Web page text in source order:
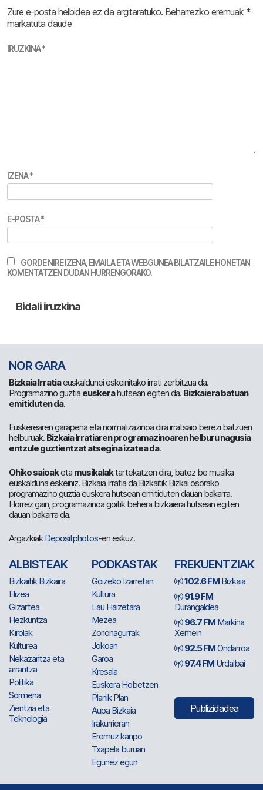
Zure e-posta helbidea ez da argitaratuko. Beharrezko eremuak *
markatuta daude
IRUZKINA*
IZENA*
E-POSTA*
GORDE NIRE IZENA, EMAILA ETA WEBGUNEA BILATZAILE HONETAN
KOMENTATZEN DUDAN HURRENGORAKO.
NOR GARA
Bizkaia Irratiaeuskaldunei eskeinitako irrati zerbitzua da.
Programazino guztia euskerahutsean egiten da. Bizkaiera batuan
emitiduten da.
Euskerearen garapena eta normalizazinoa dira irratsaio berezi batzuen
helburuak. Bizkaia Irratiaren programazinoaren helburu nagusia
entzule guztientzat atsegina izatea da.
Ohiko saioaketa musikalaktartekatzen dira, batez be musika
euskalduna eskeiniz. Bizkaia Irratia da Bizkaitik Bizkai osorako
programazino guztia euskera hutsean emitiduten dauan bakarra.
Horrez gain, programazinoa goitik behera bizkaiera hutsean egiten
dauan bakarra da.
ArgazkiakDepositphotos-en eskuz.
ALBISTEAK
Bizkaitik Bizkaira
Elizea
Gizartea
Hezkuntza
Kirolak
Kulturea
Nekazaritza eta
arrantza
Politika
Sormena
Zientzia eta
Teknologia
PODKASTAK
Goizeko Izarretan
Kultura
Lau Haizetara
Mezea
Zorionagurrak
Jokoan
Garoa
Kresala
Euskera Hobetzen
Planik Plan
Aupa Bizkaia
Irakurrieran
Eremuz kanpo
Txapela buruan
Egunez egun
FREKUENTZIAK
102.6 FM Bizkaia
91.9 FM
Durangaldea
96.7 FM Markina
Xemein
92.5 FMOndarroa
97.4 FM Urdaibai
Publizidadea